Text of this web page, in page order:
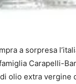
a sorpresa
Carapelli-
olio extra vergine